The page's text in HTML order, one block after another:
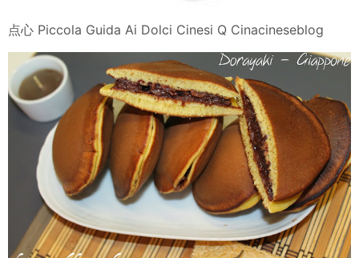
点心 Piccola Guida Ai Dolci Cinesi Q Cinacineseblog